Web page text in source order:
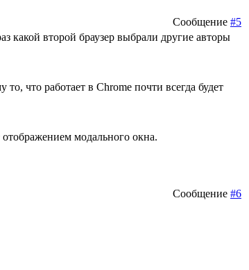
Сообщение #5
какой второй браузер выбрали другие авторы
что работает в Chrome почти всегда будет
модального окна.
Сообщение #6